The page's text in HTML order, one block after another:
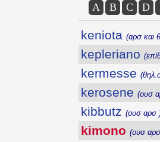
A B C D
keniota (αρσ και
kepleriano
kermesse
kerosene (ουσ
kibbutz (ουσ αρσ
kimono (ουσ